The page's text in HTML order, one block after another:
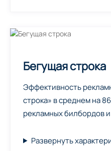
Бегущая строка
Эффективность
строка» в среднем на
рекламных билбордов
Развернуть